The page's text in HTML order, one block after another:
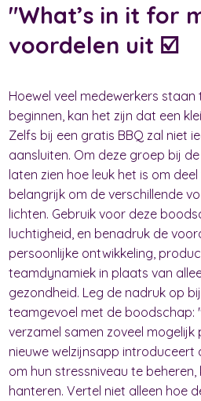
"What’s in it for
voordelen uit ☑️
Hoewel veel medewerkers
beginnen, kan het zijn dat een
Zelfs bij een gratis BBQ zal niet
aansluiten. Om deze groep bij
laten zien hoe leuk het is om
belangrijk om de verschillende
lichten. Gebruik voor deze
luchtigheid, en benadruk de
persoonlijke ontwikkeling,
teamdynamiek in plaats van
gezondheid. Leg de nadruk op
teamgevoel met de boodschap:
verzamel samen zoveel mogelijk
nieuwe welzijnsapp introduceert
om hun stressniveau te
hanteren. Vertel niet alleen hoe